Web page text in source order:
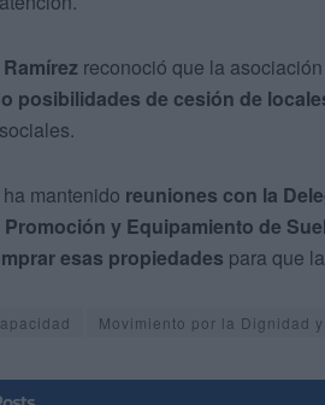
reconoció que la asociación
posibilidades de cesión de
mantenido reuniones con la
Promoción y Equipamiento de
esas propiedades para que
Movimiento por la Dignidad